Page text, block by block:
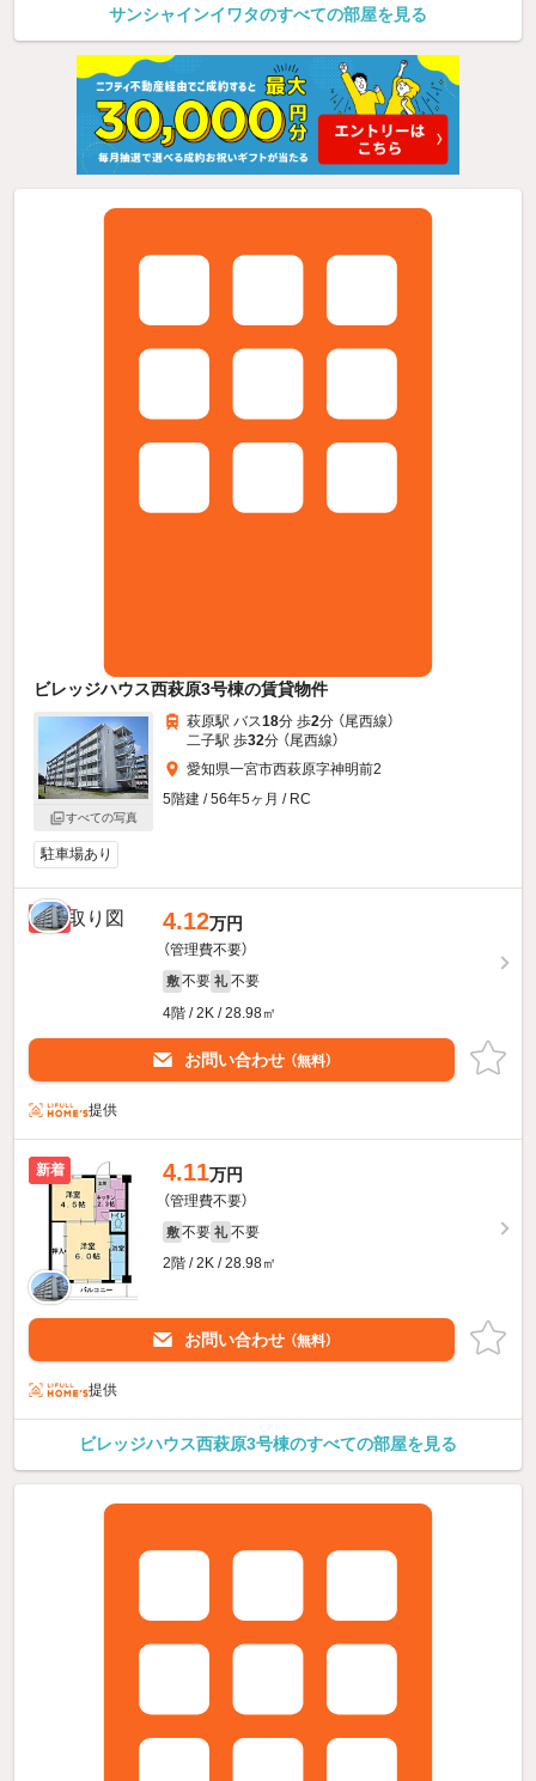
サンシャインイワタのすべての部屋を見る
ビレッジハウス西萩原3号棟の賃貸物件
すべての写真
萩原駅 バス18分 歩2分 （尾西線）
二子駅 歩32分 （尾西線）
愛知県一宮市西萩原字神明前2
5階建 / 56年5ヶ月 / RC
駐車場あり
新着 4.12万円
（管理費不要）
敷 不要 礼 不要
4階 / 2K / 28.98㎡
お問い合わせ （無料）
提供
新着 4.11万円
（管理費不要）
敷 不要 礼 不要
2階 / 2K / 28.98㎡
お問い合わせ （無料）
提供
ビレッジハウス西萩原3号棟のすべての部屋を見る